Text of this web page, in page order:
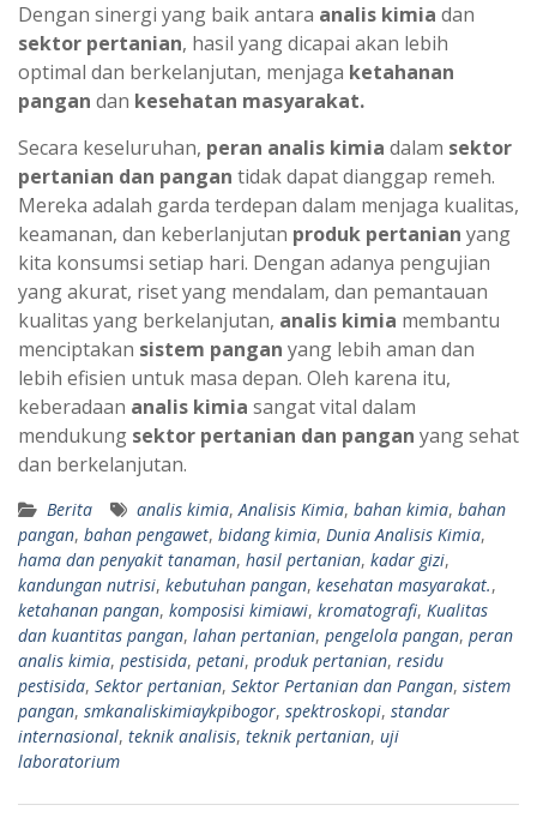
Dengan sinergi yang baik antara analis kimia dan
sektor pertanian, hasil yang dicapai akan lebih
optimal dan berkelanjutan, menjaga ketahanan
pangan dan kesehatan masyarakat.
Secara keseluruhan, peran analis kimia dalam sektor
pertanian dan pangan tidak dapat dianggap remeh.
Mereka adalah garda terdepan dalam menjaga kualitas,
keamanan, dan keberlanjutan produk pertanian yang
kita konsumsi setiap hari. Dengan adanya pengujian
yang akurat, riset yang mendalam, dan pemantauan
kualitas yang berkelanjutan, analis kimia membantu
menciptakan sistem pangan yang lebih aman dan
lebih efisien untuk masa depan. Oleh karena itu,
keberadaan analis kimia sangat vital dalam
mendukung sektor pertanian dan pangan yang sehat
dan berkelanjutan.
Berita analis kimia,Analisis Kimia, bahan kimia, bahan
pangan, bahan pengawet, bidang kimia, Dunia Analisis Kimia,
hama dan penyakit tanaman, hasil pertanian, kadar gizi,
kandungan nutrisi, kebutuhan pangan, kesehatan masyarakat.,
ketahanan pangan, komposisi kimiawi, kromatografi, Kualitas
dan kuantitas pangan, lahan pertanian, pengelola pangan, peran
analis kimia, pestisida, petani, produk pertanian, residu
pestisida, Sektor pertanian, Sektor Pertanian dan Pangan, sistem
pangan, smkanaliskimiaykpibogor, spektroskopi, standar
internasional, teknik analisis, teknik pertanian, uji
laboratorium